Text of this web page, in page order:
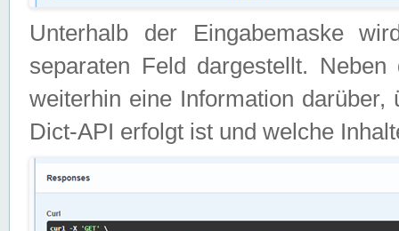
Unterhalb der Eingabemaske
separaten Feld dargestellt.
weiterhin eine Information
Dict-API erfolgt ist und welche